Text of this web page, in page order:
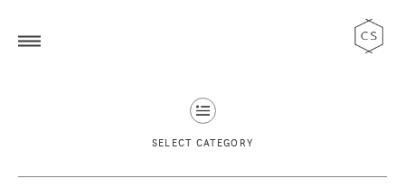
SELECT CATEGORY